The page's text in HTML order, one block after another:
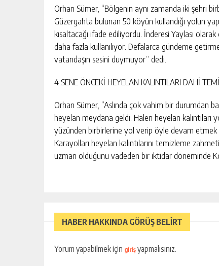
Orhan Sümer, “Bölgenin aynı zamanda iki şehri
Güzergahta bulunan 50 köyün kullandığı yolun
kısaltacağı ifade ediliyordu. İnderesi Yaylası
daha fazla kullanılıyor. Defalarca gündeme
vatandaşın sesini duymuyor” dedi.
4 SENE ÖNCEKİ HEYELAN KALINTILARI DAHİ
Orhan Sümer, “Aslında çok vahim bir durumdan
heyelan meydana geldi. Halen heyelan kalıntıları
yüzünden birbirlerine yol verip öyle devam etmek
Karayolları heyelan kalıntılarını temizleme
uzman olduğunu vadeden bir iktidar döneminde
HABER HAKKINDA GÖRÜŞ BELİRT
Yorum yapabilmek için giriş yapmalısınız.